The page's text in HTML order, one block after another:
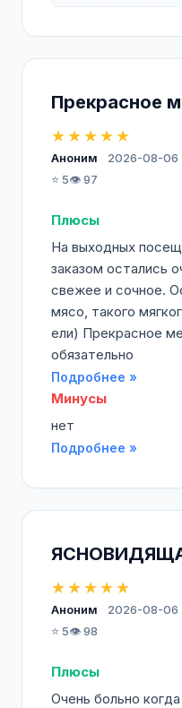
Прекрасное
★★★★★
Аноним
2026-08-06
⭐ 5👁️ 97
Плюсы
На выходных
заказом остались
свежее и сочное.
мясо, такого
ели) Прекрасное
обязательно
Подробнее »
Минусы
нет
Подробнее »
★★★★★
Аноним
2026-08-06
⭐ 5👁️ 98
Плюсы
Очень больно